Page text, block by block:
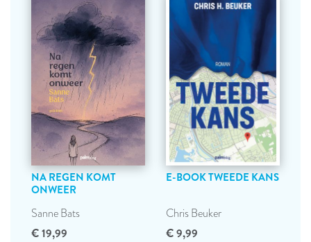
NA REGEN KOMT
ONWEER
Sanne Bats
€ 19,99
E-BOOK TWEEDE KANS
Chris Beuker
€ 9,99